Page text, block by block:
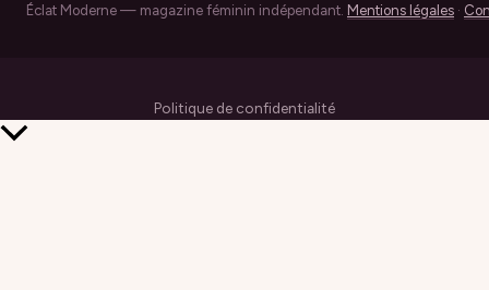
Éclat Moderne — magazine féminin indépendant. Mentions légales ·
Politique de confidentialité